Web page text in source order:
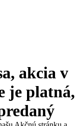
akcia v
je platná,